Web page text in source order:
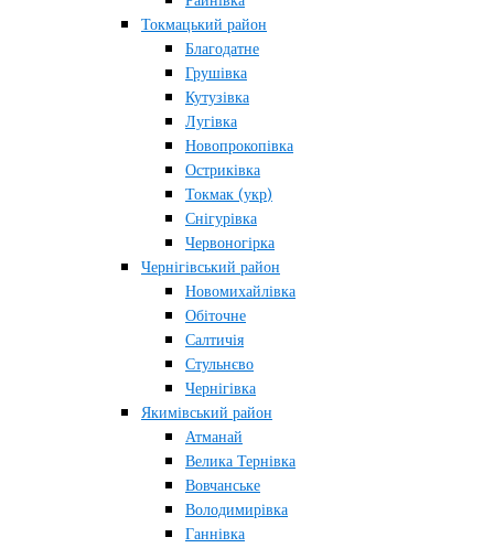
Токмацький район
Благодатне
Грушівка
Кутузівка
Лугівка
Новопрокопівка
Остриківка
Токмак (укр)
Снігурівка
Червоногірка
Чернігівський район
Новомихайлівка
Обіточне
Салтичія
Стульнєво
Чернігівка
Якимівський район
Атманай
Велика Тернівка
Вовчанське
Володимирівка
Ганнівка